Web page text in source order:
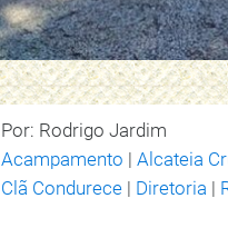
Por: Rodrigo Jardim
Acampamento | Alcateia
Clã Condurece | Diretoria |